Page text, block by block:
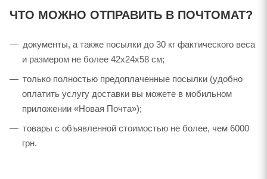
ЧТО МОЖНО ОТПРАВИТЬ В ПОЧТОМАТ?
документы, а также посылки до 30 кг фактического веса
и размером не более 42х24х58 см;
только полностью предоплаченные посылки (удобно
оплатить услугу доставки вы можете в мобильном
приложении «Новая Почта»);
товары с объявленной стоимостью не более, чем 6000
грн.